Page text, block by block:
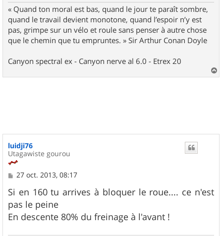
« Quand ton moral est bas, quand le jour te paraît sombre,
quand le travail devient monotone, quand l’espoir n’y est
pas, grimpe sur un vélo et roule sans penser à autre chose
que le chemin que tu empruntes. » Sir Arthur Conan Doyle
Canyon spectral ex - Canyon nerve al 6.0 - Etrex 20
a
luidji76
Utagawiste gourou
M
s
s
a
g
e
27 oct. 2013, 08:17
Si en 160 tu arrives à bloquer le roue.... ce n'est
pas le peine
En descente 80% du freinage à l'avant !